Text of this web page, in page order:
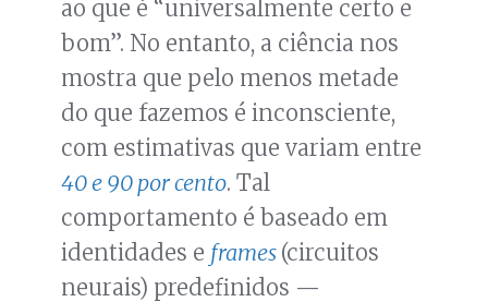
ao que é “universalmente certo e
bom”. No entanto, a ciência nos
mostra que pelo menos metade
do que fazemos é inconsciente,
com estimativas que variam entre
40 e 90 por cento. Tal
comportamento é baseado em
identidades e frames (circuitos
neurais) predefinidos —